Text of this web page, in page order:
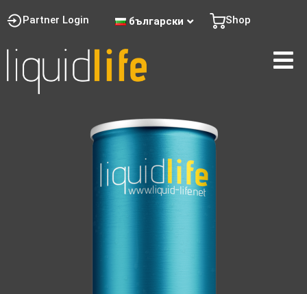
Partner Login български Shop